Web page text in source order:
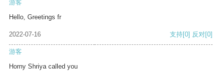
游客
Hello, Greetings fr
2022-07-16 支持[0] 反对[0]
游客
Horny Shriya called you